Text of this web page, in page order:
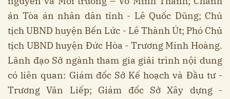
án Tòa án nhân dân tỉnh - Lê Quốc Dũng; Chủ
tịch UBND huyện Bến Lức - Lê Thành Út; Phó Chủ
tịch UBND huyện Đức Hòa - Trương Minh Hoàng.
Lãnh đạo Sở ngành tham gia giải trình nội dung
có liên quan: Giám đốc Sở Kế hoạch và Đầu tư -
Trương Văn Liếp; Giám đốc Sở Xây dựng -